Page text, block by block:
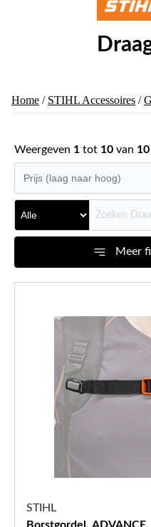
Home / STIHL Accessoires /
Weergeven 1 tot 10 van 10
Meer
STIHL